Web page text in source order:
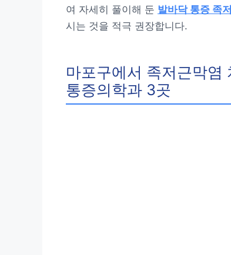
여 자세히 풀이해 둔 발바닥 통증 족
시는 것을 적극 권장합니다.
마포구에서 족저근막염
통증의학과 3곳